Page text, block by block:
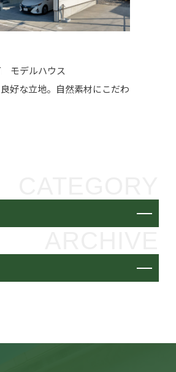
モデルハウス
好な立地。自然素材にこだわ